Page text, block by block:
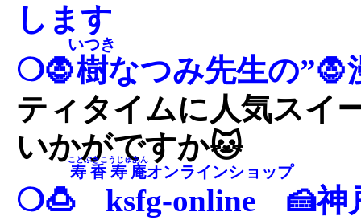
します
❍🧛樹
いつき
なつみ先生の”🧛
ティタイムに人気スイ
いかがですか🐱
❍🍮
ksfg-online
寿香寿庵
ことぶきこうじゅあん
オンラインショップ
🍰神